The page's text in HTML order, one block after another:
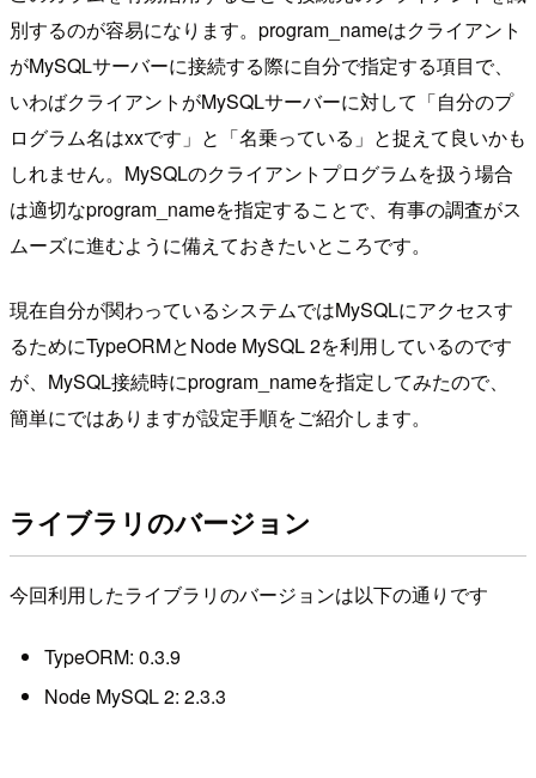
別するのが容易になります。program_nameはクライアント
がMySQLサーバーに接続する際に自分で指定する項目で、
いわばクライアントがMySQLサーバーに対して「自分のプ
ログラム名はxxです」と「名乗っている」と捉えて良いかも
しれません。MySQLのクライアントプログラムを扱う場合
は適切なprogram_nameを指定することで、有事の調査がス
ムーズに進むように備えておきたいところです。
現在自分が関わっているシステムではMySQLにアクセスす
るためにTypeORMとNode MySQL 2を利用しているのです
が、MySQL接続時にprogram_nameを指定してみたので、
簡単にではありますが設定手順をご紹介します。
ライブラリのバージョン
今回利用したライブラリのバージョンは以下の通りです
TypeORM: 0.3.9
Node MySQL 2: 2.3.3